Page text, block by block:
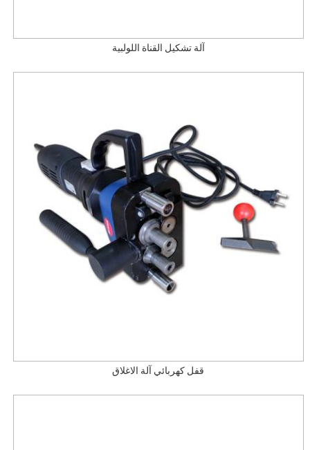
آلة تشكيل القناة اللولبية
قفل كهربائي آلة الاغلاق